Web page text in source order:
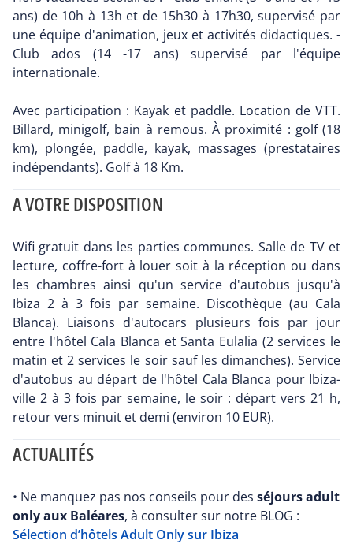
ans) de 10h à 13h et de 15h30 à 17h30, supervisé par
une équipe d'animation, jeux et activités didactiques. -
Club ados (14 -17 ans) supervisé par l'équipe
internationale.
Avec participation : Kayak et paddle. Location de VTT.
Billard, minigolf, bain à remous. À proximité : golf (18
km), plongée, paddle, kayak, massages (prestataires
indépendants). Golf à 18 Km.
A VOTRE DISPOSITION
Wifi gratuit dans les parties communes. Salle de TV et
lecture, coffre-fort à louer soit à la réception ou dans
les chambres ainsi qu'un service d'autobus jusqu'à
Ibiza 2 à 3 fois par semaine. Discothèque (au Cala
Blanca). Liaisons d'autocars plusieurs fois par jour
entre l'hôtel Cala Blanca et Santa Eulalia (2 services le
matin et 2 services le soir sauf les dimanches). Service
d'autobus au départ de l'hôtel Cala Blanca pour Ibiza-
ville 2 à 3 fois par semaine, le soir : départ vers 21 h,
retour vers minuit et demi (environ 10 EUR).
ACTUALITÉS
• Ne manquez pas nos conseils pour des séjours adult
only aux Baléares, à consulter sur notre BLOG :
Sélection d’hôtels Adult Only sur Ibiza